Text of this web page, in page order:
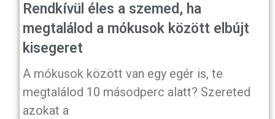
Rendkívül éles a szemed, ha
megtalálod a mókusok között elbújt
kisegeret
A mókusok között van egy egér is, te
megtalálod 10 másodperc alatt? Szereted
azokat a